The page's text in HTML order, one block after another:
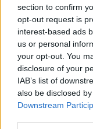
section to confirm
opt-out request is
interest-based ads
us or personal
your opt-out. You
disclosure of your
IAB’s list of
also be disclosed
Downstream
Leonardo
Info